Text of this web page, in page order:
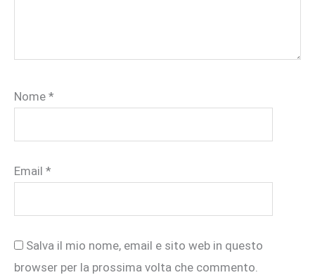
Nome *
Email *
Salva il mio nome, email e sito web in questo
browser per la prossima volta che commento.